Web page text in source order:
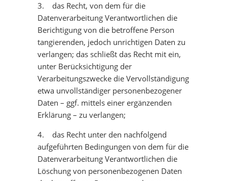
3. das Recht, von dem für die
Datenverarbeitung Verantwortlichen die
Berichtigung von die betroffene Person
tangierenden, jedoch unrichtigen Daten zu
verlangen; das schließt das Recht mit ein,
unter Berücksichtigung der
Verarbeitungszwecke die Vervollständigung
etwa unvollständiger personenbezogener
Daten – ggf. mittels einer ergänzenden
Erklärung – zu verlangen;
4. das Recht unter den nachfolgend
aufgeführten Bedingungen von dem für die
Datenverarbeitung Verantwortlichen die
Löschung von personenbezogenen Daten